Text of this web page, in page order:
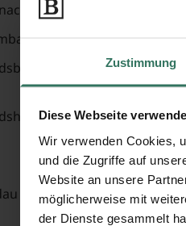
Zustimmung
Diese Webseite
Wir verwenden Cookies,
und die Zugriffe auf
Website an unsere
möglicherweise mit
der Dienste gesammelt